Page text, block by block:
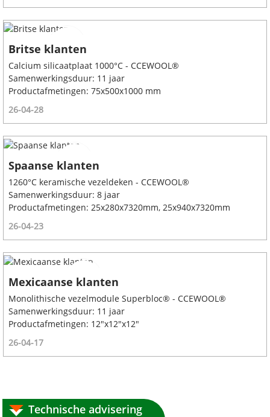
Britse klanten
Calcium silicaatplaat 1000°C - CCEWOOL®
Samenwerkingsduur: 11 jaar
Productafmetingen: 75x500x1000 mm
26-04-28
Spaanse klanten
1260°C keramische vezeldeken - CCEWOOL®
Samenwerkingsduur: 8 jaar
Productafmetingen: 25x280x7320mm, 25x940x7320mm
26-04-23
Mexicaanse klanten
Monolithische vezelmodule Superbloc® - CCEWOOL®
Samenwerkingsduur: 11 jaar
Productafmetingen: 12"x12"x12"
26-04-17
Technische advisering